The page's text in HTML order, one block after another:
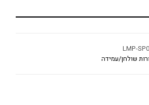
LMP-
שולחן/עמידה